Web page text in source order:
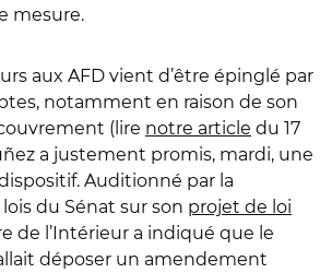
mesure.
aux AFD vient d’être épinglé par
notamment en raison de son
(lire notre article du 17
ñez a justement promis, mardi, une
Auditionné par la
du Sénat sur son projet de loi
de l’Intérieur a indiqué que le
déposer un amendement